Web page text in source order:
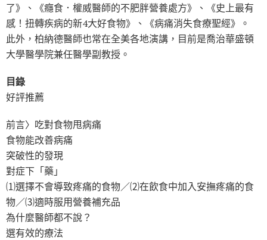
了》、《癮食．權威醫師的不肥胖營養處方》、《史上最有
感！扭轉疾病的新4大好食物》、《病痛消失食療聖經》。
此外，柏納德醫師也常在全美各地演講，目前是喬治華盛頓
大學醫學院兼任醫學副教授。
目錄
好評推薦
前言〉吃對食物甩病痛
食物能改善病痛
突破性的發現
對症下「藥」
⑴選擇不會導致疼痛的食物／⑵在飲食中加入安撫疼痛的食
物／⑶適時服用營養補充品
為什麼醫師都不說？
選有效的療法